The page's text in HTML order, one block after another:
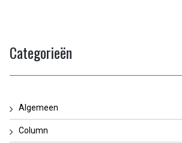
Categorieën
Algemeen
Column